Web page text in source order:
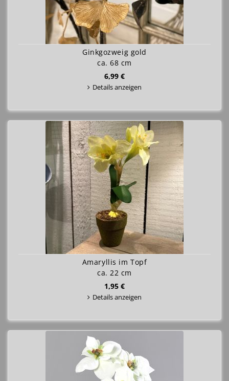
Ginkgozweig gold
ca. 68 cm
6,99 €
Details anzeigen
Amaryllis im Topf
ca. 22 cm
1,95 €
Details anzeigen